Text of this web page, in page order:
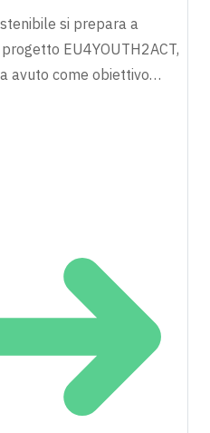
si prepara a
EU4YOUTH2ACT,
avuto come obiettivo…